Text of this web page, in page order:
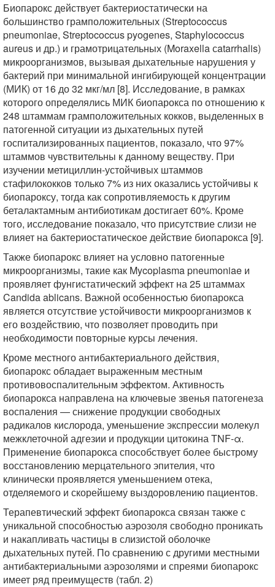
Биопарокс действует бактериостатически на
большинство грамположительных (Streptococcus
pneumoniae, Streptococcus pyogenes, Staphylococcus
aureus и др.) и грамотрицательных (Moraxella сatarrhalis)
микроорганизмов, вызывая дыхательные нарушения у
бактерий при минимальной ингибирующей концентрации
(МИК) от 16 до 32 мкг/мл [8]. Исследование, в рамках
которого определялись МИК биопарокса по отношению к
248 штаммам грамположительных кокков, выделенных в
патогенной ситуации из дыхательных путей
госпитализированных пациентов, показало, что 97%
штаммов чувствительны к данному веществу. При
изучении метициллин-устойчивых штаммов
стафилококков только 7% из них оказались устойчивы к
биопароксу, тогда как сопротивляемость к другим
беталактамным антибиотикам достигает 60%. Кроме
того, исследование показало, что присутствие слизи не
влияет на бактериостатическое действие биопарокса [9].
Также биопарокс влияет на условно патогенные
микроорганизмы, такие как Mycoplasma pneumoniae и
проявляет фунгистатический эффект на 25 штаммах
Candida ablicans. Важной особенностью биопарокса
является отсутствие устойчивости микроорганизмов к
его воздействию, что позволяет проводить при
необходимости повторные курсы лечения.
Кроме местного антибактериального действия,
биопарокс обладает выраженным местным
противовоспалительным эффектом. Активность
биопарокса направлена на ключевые звенья патогенеза
воспаления — снижение продукции свободных
радикалов кислорода, уменьшение экспрессии молекул
межклеточной адгезии и продукции цитокина TNF-α.
Применение биопарокса способствует более быстрому
восстановлению мерцательного эпителия, что
клинически проявляется уменьшением отека,
отделяемого и скорейшему выздоровлению пациентов.
Терапевтический эффект биопарокса связан также с
уникальной способностью аэрозоля свободно проникать
и накапливать частицы в слизистой оболочке
дыхательных путей. По сравнению с другими местными
антибактериальными аэрозолями и спреями биопарокс
имеет ряд преимуществ (табл. 2)